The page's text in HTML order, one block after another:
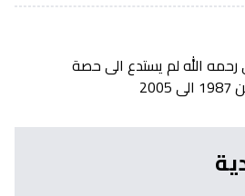
رحمه الله لم يستدع الى حصة